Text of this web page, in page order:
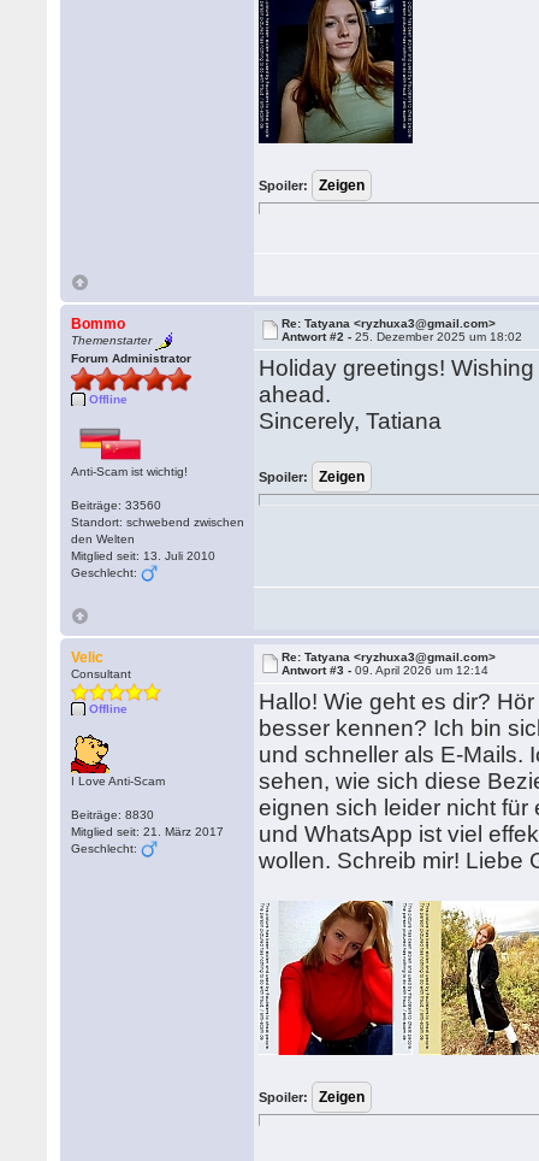
Spoiler:
Bommo
Themenstarter
Forum Administrator
Offline
Anti-Scam ist wichtig!
Beiträge: 33560
Standort: schwebend zwischen
den Welten
Mitglied seit: 13. Juli 2010
Geschlecht:
Re: Tatyana <ryzhuxa3@gmail.com>
Antwort #2 -25. Dezember 2025 um 18:02
Holiday greetings!
ahead.
Sincerely, Tatiana
Spoiler:
Velic
Consultant
Offline
I Love Anti-Scam
Beiträge: 8830
Mitglied seit: 21. März 2017
Geschlecht:
Re: Tatyana <ryzhuxa3@gmail.com>
Antwort #3 -09. April 2026 um 12:14
Hallo! Wie geht es dir?
besser kennen? Ich bin
und schneller als E-Mails.
sehen, wie sich diese
eignen sich leider nicht für
und WhatsApp ist viel
wollen. Schreib mir! Liebe
Spoiler: